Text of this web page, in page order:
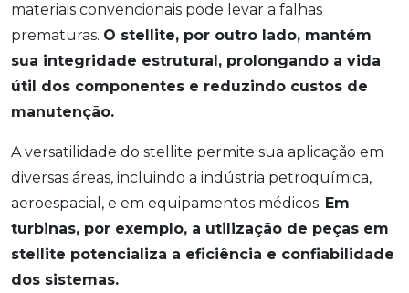
materiais convencionais pode levar a falhas
prematuras. O stellite, por outro lado, mantém
sua integridade estrutural, prolongando a vida
útil dos componentes e reduzindo custos de
manutenção.
A versatilidade do stellite permite sua aplicação em
diversas áreas, incluindo a indústria petroquímica,
aeroespacial, e em equipamentos médicos. Em
turbinas, por exemplo, a utilização de peças em
stellite potencializa a eficiência e confiabilidade
dos sistemas.